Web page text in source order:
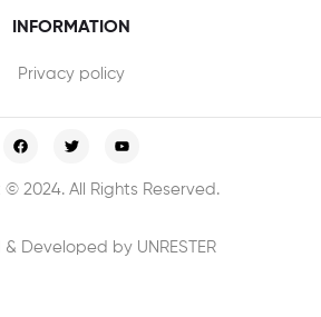
INFORMATION
Privacy policy
2024. All Rights Reserved.
Developed by UNRESTER